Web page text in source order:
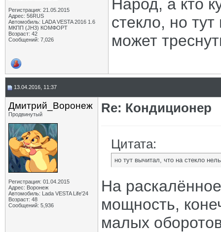
Регистрация: 21.05.2015
Адрес: 56RUS
Автомобиль: LADA VESTA 2016 1.6
МКПП (JH3) КОМФОРТ
Возраст: 42
Сообщений: 7,026
Народ, а кто
стекло, но
может
13.04.2016, 11:37
Дмитрий_Воронеж
Продвинутый
Регистрация: 01.04.2015
Адрес: Воронеж
Автомобиль: Lada VESTA Life'24
Возраст: 48
Сообщений: 5,936
Re: Кондиционер
Цитата:
но тут вычитал, что на стекло
На
мощность,
малых